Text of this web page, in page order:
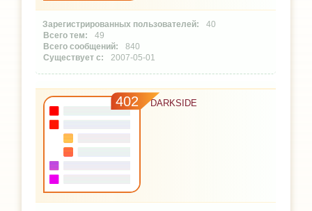
40
49
840
2007-05-01
402 DARKSIDE